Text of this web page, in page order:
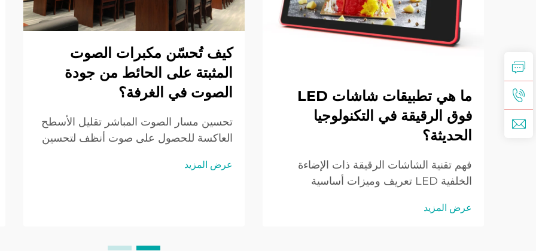
ما هي تطبيقات شاشات LED
فوق الرقيقة في التكنولوجيا
الحديثة؟
فهم تقنية الشاشات الرقيقة ذات الإضاءة
الخلفية LED تعريف وميزات أساسية
عرض المزيد
كيف تُحسّن مكبرات الصوت
المثبتة على الحائط من جودة
الصوت في الغرفة؟
تحسين مسار الصوت المباشر تقليل الأسطح
العاكسة للحصول على صوت أنظف لتحسين
الحائط، يجب الانتباه إلى تقليل الانعكاسات.
عرض المزيد